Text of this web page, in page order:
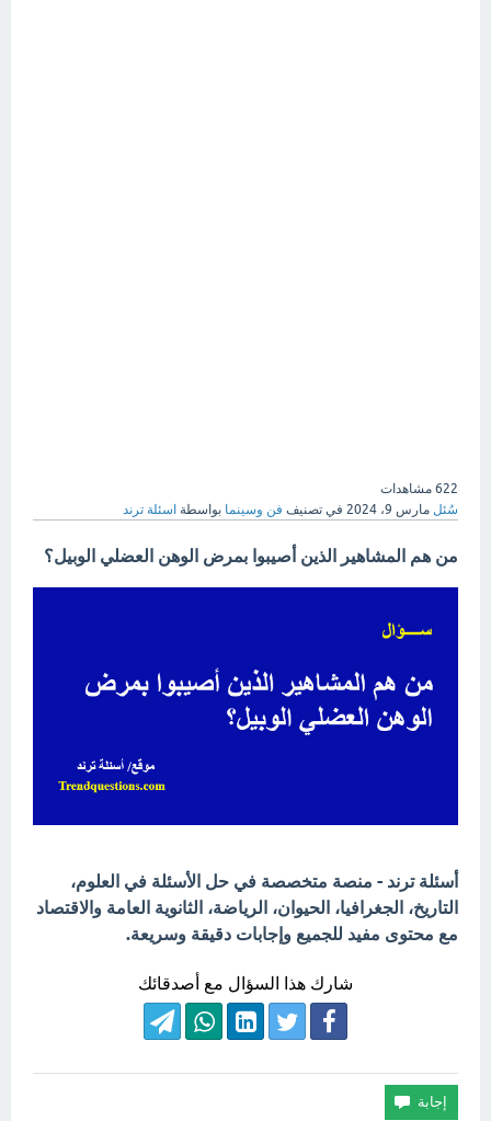
622 مشاهدات
سُئل مارس 9، 2024 في تصنيف فن وسينما بواسطة اسئلة ترند
من هم المشاهير الذين أصيبوا بمرض الوهن العضلي الوبيل؟
أسئلة ترند - منصة متخصصة في حل الأسئلة في العلوم،
التاريخ، الجغرافيا، الحيوان، الرياضة، الثانوية العامة والاقتصاد
مع محتوى مفيد للجميع وإجابات دقيقة وسريعة.
شارك هذا السؤال مع أصدقائك